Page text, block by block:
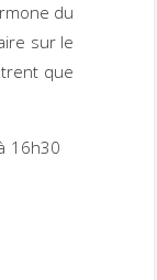
du
sur le
que
16h30